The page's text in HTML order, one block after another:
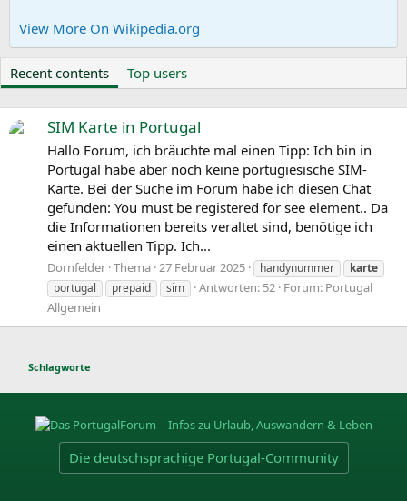
View More On Wikipedia.org
Recent contents Top users
SIM Karte in Portugal
Hallo Forum, ich bräuchte mal einen Tipp: Ich bin in
Portugal habe aber noch keine portugiesische SIM-
Karte. Bei der Suche im Forum habe ich diesen Chat
gefunden: You must be registered for see element.. Da
die Informationen bereits veraltet sind, benötige ich
einen aktuellen Tipp. Ich...
Dornfelder Thema 27 Februar 2025 handynummer
karte
portugal
prepaid sim Antworten: 52 Forum: Portugal
Allgemein
Schlagworte
Die deutschsprachige Portugal-Community